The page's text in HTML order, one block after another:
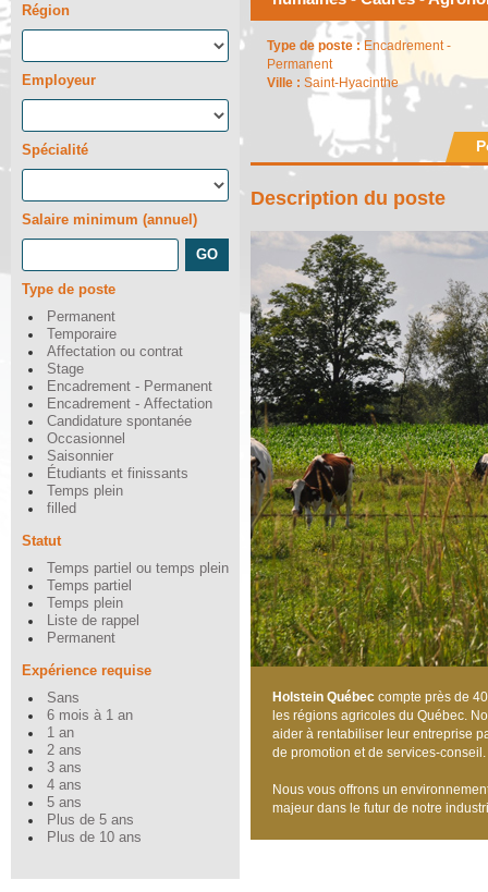
Région
Employeur
Spécialité
Salaire minimum (annuel)
Type de poste
Permanent
Temporaire
Affectation ou contrat
Stage
Encadrement - Permanent
Encadrement - Affectation
Candidature spontanée
Occasionnel
Saisonnier
Étudiants et finissants
Temps plein
filled
Statut
Temps partiel ou temps plein
Temps partiel
Temps plein
Liste de rappel
Permanent
Expérience requise
Sans
6 mois à 1 an
1 an
2 ans
3 ans
4 ans
5 ans
Plus de 5 ans
Plus de 10 ans
Type de poste : Encadrement -
Permanent
Ville : Saint-Hyacinthe
Description du poste
Holstein Québec compte près de
les régions agricoles du Québec.
aider à rentabiliser leur entreprise
de promotion et de services-conseil.
Nous vous offrons un
majeur dans le futur de notre